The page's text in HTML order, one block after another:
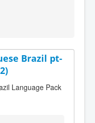
Brazil pt-
Language Pack